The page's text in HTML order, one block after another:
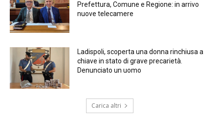
Prefettura, Comune e Regione: in arrivo
nuove telecamere
Ladispoli, scoperta una donna rinchiusa a
chiave in stato di grave precarietà.
Denunciato un uomo
Carica altri